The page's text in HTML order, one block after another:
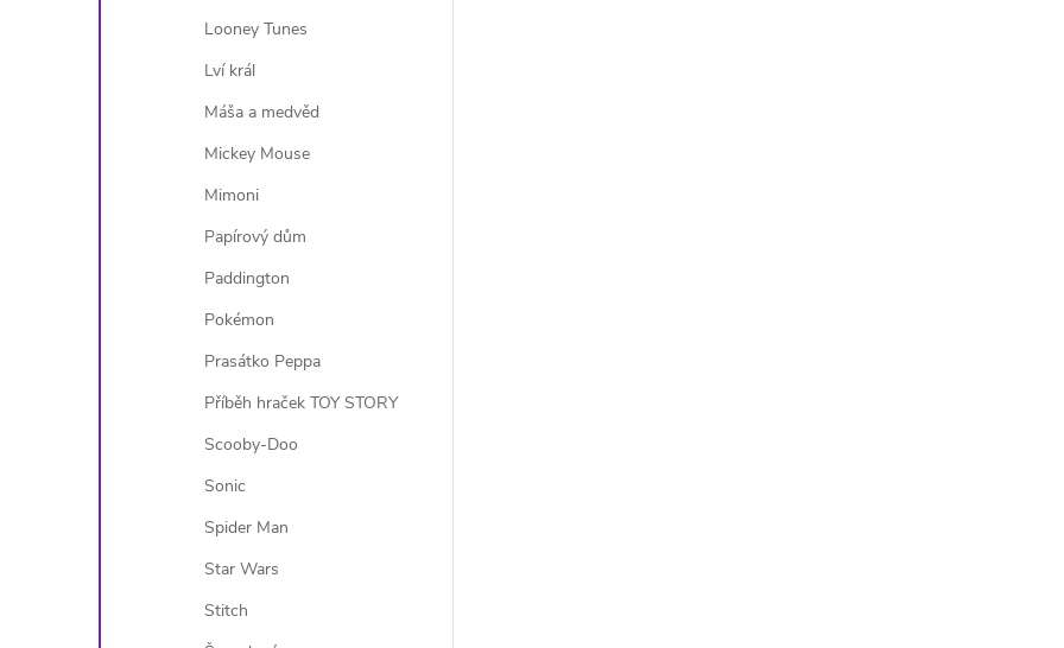
Looney Tunes
Lví král
Máša a medvěd
Mickey Mouse
Mimoni
Papírový dům
Paddington
Pokémon
Prasátko Peppa
Příběh hraček TOY STORY
Scooby-Doo
Sonic
Spider Man
Star Wars
Stitch